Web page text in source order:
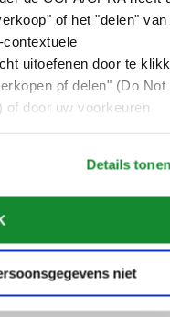
of het "delen" van
uitoefenen door te
of delen" (Do Not
of door uw voorkeuren
Details
niet